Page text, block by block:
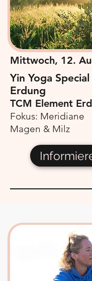
Mittwoch, 12.
Yin Yoga
Erdung
TCM Element
Fokus: Meridiane
Magen & Milz